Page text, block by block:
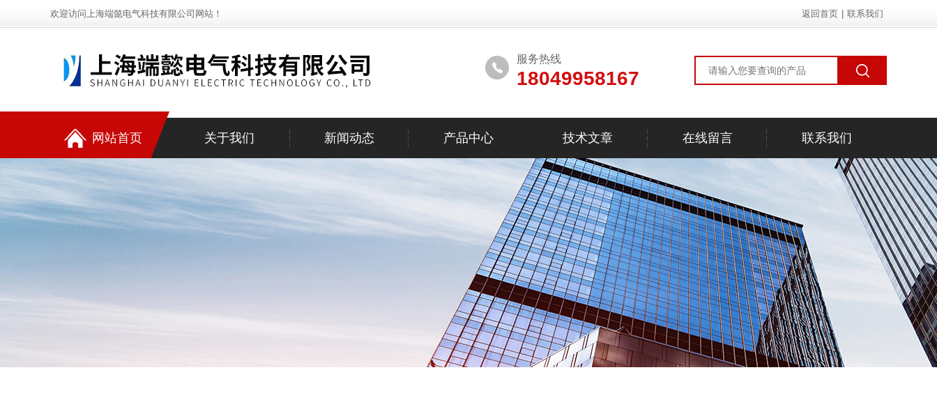
欢迎访问上海端懿电气科技有限公司网站！ 返回首页 联系我们
服务热线
18049958167
网站首页 关于我们 新闻动态 产品中心 技术文章 在线留言 联系我们